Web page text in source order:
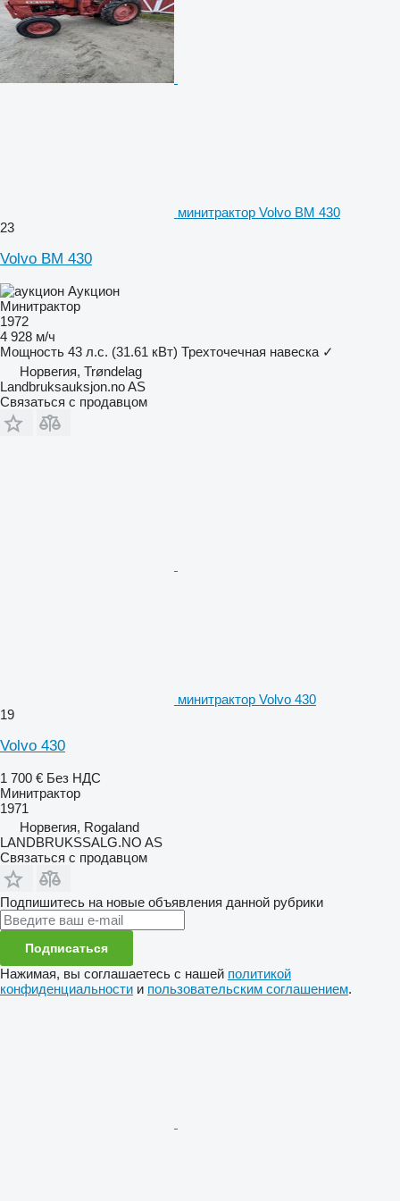
минитрактор Volvo BM 430
23
Volvo BM 430
Аукцион
Минитрактор
1972
4 928 м/ч
Мощность 43 л.с. (31.61 кВт) Трехточечная навеска ✓
Норвегия, Trøndelag
Landbruksauksjon.no AS
Связаться с продавцом
минитрактор Volvo 430
19
Volvo 430
1 700 € Без НДС
Минитрактор
1971
Норвегия, Rogaland
LANDBRUKSSALG.NO AS
Связаться с продавцом
Подпишитесь на новые объявления данной рубрики
Подписаться
Нажимая, вы соглашаетесь с нашей политикой
конфиденциальности и пользовательским соглашением.